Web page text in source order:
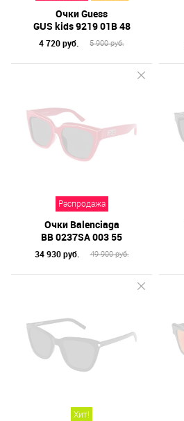
Очки Guess
GUS kids 9219 01B 48
4 720 руб. 5 900 руб.
Распродажа
Очки Balenciaga
BB 0237SA 003 55
34 930 руб. 49 900 руб.
Хит!